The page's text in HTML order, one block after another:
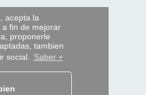
acepta la
fin de mejorar
proponerle
tambien
social. Saber +